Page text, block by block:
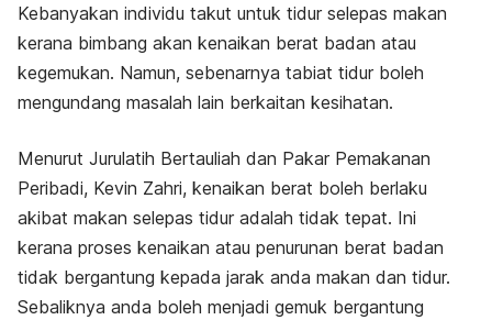
Kebanyakan individu takut untuk tidur selepas makan
kerana bimbang akan kenaikan berat badan atau
kegemukan. Namun, sebenarnya tabiat tidur boleh
mengundang masalah lain berkaitan kesihatan.
Menurut Jurulatih Bertauliah dan Pakar Pemakanan
Peribadi, Kevin Zahri, kenaikan berat boleh berlaku
akibat makan selepas tidur adalah tidak tepat. Ini
kerana proses kenaikan atau penurunan berat badan
tidak bergantung kepada jarak anda makan dan tidur.
Sebaliknya anda boleh menjadi gemuk bergantung